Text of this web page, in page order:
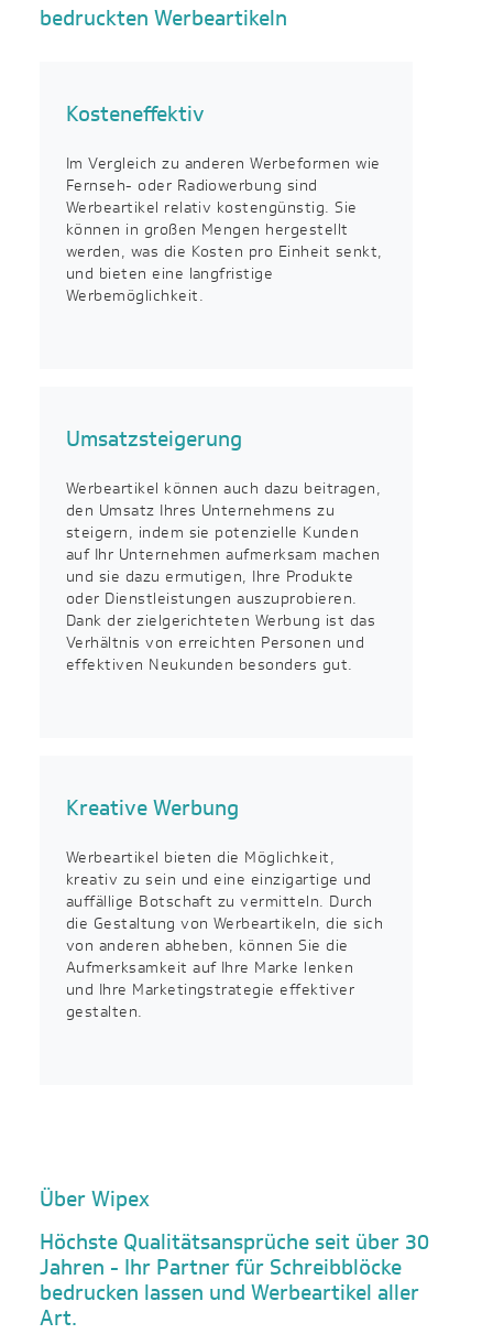
bedruckten Werbeartikeln
Kosteneffektiv
Im Vergleich zu anderen Werbeformen wie
Fernseh- oder Radiowerbung sind
Werbeartikel relativ kostengünstig. Sie
können in großen Mengen hergestellt
werden, was die Kosten pro Einheit senkt,
und bieten eine langfristige
Werbemöglichkeit.
Umsatzsteigerung
Werbeartikel können auch dazu beitragen,
den Umsatz Ihres Unternehmens zu
steigern, indem sie potenzielle Kunden
auf Ihr Unternehmen aufmerksam machen
und sie dazu ermutigen, Ihre Produkte
oder Dienstleistungen auszuprobieren.
Dank der zielgerichteten Werbung ist das
Verhältnis von erreichten Personen und
effektiven Neukunden besonders gut.
Kreative Werbung
Werbeartikel bieten die Möglichkeit,
kreativ zu sein und eine einzigartige und
auffällige Botschaft zu vermitteln. Durch
die Gestaltung von Werbeartikeln, die sich
von anderen abheben, können Sie die
Aufmerksamkeit auf Ihre Marke lenken
und Ihre Marketingstrategie effektiver
gestalten.
Über Wipex
Höchste Qualitätsansprüche seit über 30
Jahren - Ihr Partner für Schreibblöcke
bedrucken lassen und Werbeartikel aller
Art.